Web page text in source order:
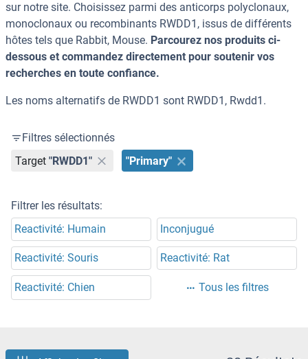
sur notre site. Choisissez parmi des anticorps polyclonaux,
monoclonaux ou recombinants RWDD1, issus de différents
hôtes tels que Rabbit, Mouse. Parcourez nos produits ci-
dessous et commandez directement pour soutenir vos
recherches en toute confiance.
Les noms alternatifs de RWDD1 sont RWDD1, Rwdd1.
Filtres sélectionnés
Target "RWDD1" "Primary"
Filtrer les résultats:
Reactivité: Humain
Inconjugué
Reactivité: Souris Reactivité: Rat
Reactivité: Chien Tous les filtres